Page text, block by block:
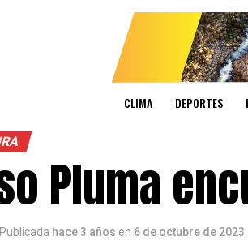
CLIMA DEPORTES
Pluma
Publicada hace 3 años en 6 de octubre de 2023